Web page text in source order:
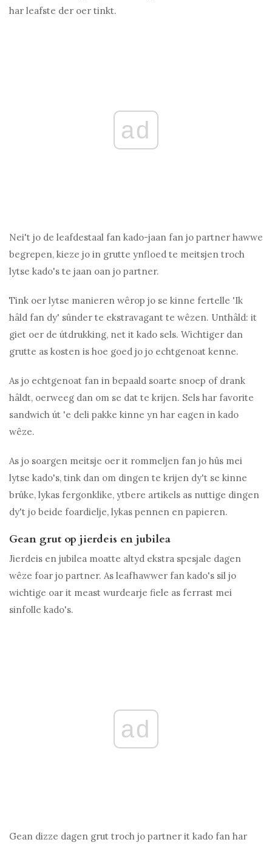
har leafste der oer tinkt.
ad
Nei't jo de leafdestaal fan kado-jaan fan jo partner hawwe
begrepen, kieze jo in grutte ynfloed te meitsjen troch
lytse kado's te jaan oan jo partner.
Tink oer lytse manieren wêrop jo se kinne fertelle 'Ik
hâld fan dy' sûnder te ekstravagant te wêzen. Unthâld: it
giet oer de útdrukking, net it kado sels. Wichtiger dan
grutte as kosten is hoe goed jo jo echtgenoat kenne.
As jo ​​echtgenoat fan in bepaald soarte snoep of drank
hâldt, oerweeg dan om se dat te krijen. Sels har favorite
sandwich út 'e deli pakke kinne yn har eagen in kado
wêze.
As jo ​​soargen meitsje oer it rommeljen fan jo hûs mei
lytse kado's, tink dan om dingen te krijen dy't se kinne
brûke, lykas fergonklike, ytbere artikels as nuttige dingen
dy't jo beide foardielje, lykas pennen en papieren.
Gean grut op jierdeis en jubilea
Jierdeis en jubilea moatte altyd ekstra spesjale dagen
wêze foar jo partner. As leafhawwer fan kado's sil jo
wichtige oar it meast wurdearje fiele as ferrast mei
sinfolle kado's.
ad
Gean dizze dagen grut troch jo partner it kado fan har